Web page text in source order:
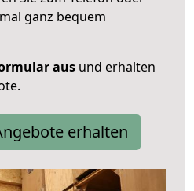
ganz bequem
aus und erhalten
erhalten